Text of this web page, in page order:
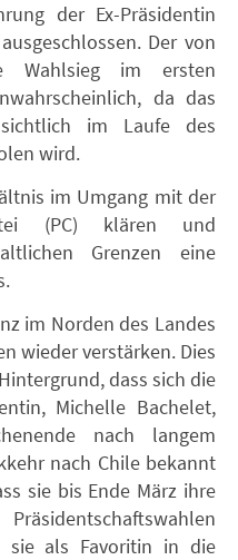
der Ex-Präsidentin
Der von
Wahlsieg im ersten
da das
im Laufe des
wird.
im Umgang mit der
(PC) klären und
Grenzen eine
im Norden des Landes
wieder verstärken. Dies
dass sich die
Michelle Bachelet,
nach langem
nach Chile bekannt
sie bis Ende März ihre
sie als Favoritin in die